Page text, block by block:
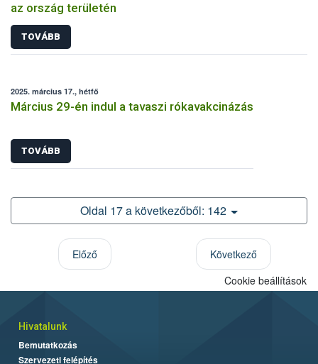
az ország területén
TOVÁBB
2025. március 17., hétfő
Március 29-én indul a tavaszi rókavakcinázás
TOVÁBB
Oldal 17 a következőből: 142
Előző
Következő
Cookie beállítások
Hivatalunk
Bemutatkozás
Szervezeti felépítés